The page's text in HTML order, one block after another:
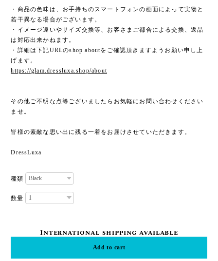
・商品の色味は、お手持ちのスマートフォンの画面によって実物と
若干異なる場合がございます。
・イメージ違いやサイズ交換等、お客さまご都合による交換、返品
は対応出来かねます。
・詳細は下記URLのshop aboutをご確認頂きますようお願い申し上
げます。
https://glam.dressluxa.shop/about
その他ご不明な点等ございましたらお気軽にお問い合わせください
ませ。
皆様の素敵な思い出に残る一着をお届けさせていただきます。
DressLuxa
種類
数量
International shipping available
Add to cart